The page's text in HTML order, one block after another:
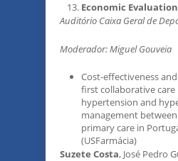
Economic Evaluation
Auditório Caixa Geral de
Moderador: Miguel Gouveia
Cost-effectiveness
first collaborative
hypertension and
management
primary care in
(USFarmácia)
Suzete Costa, José Pedro